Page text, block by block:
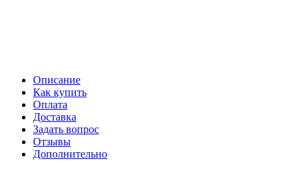
Описание
Как купить
Оплата
Доставка
Задать вопрос
Отзывы
Дополнительно